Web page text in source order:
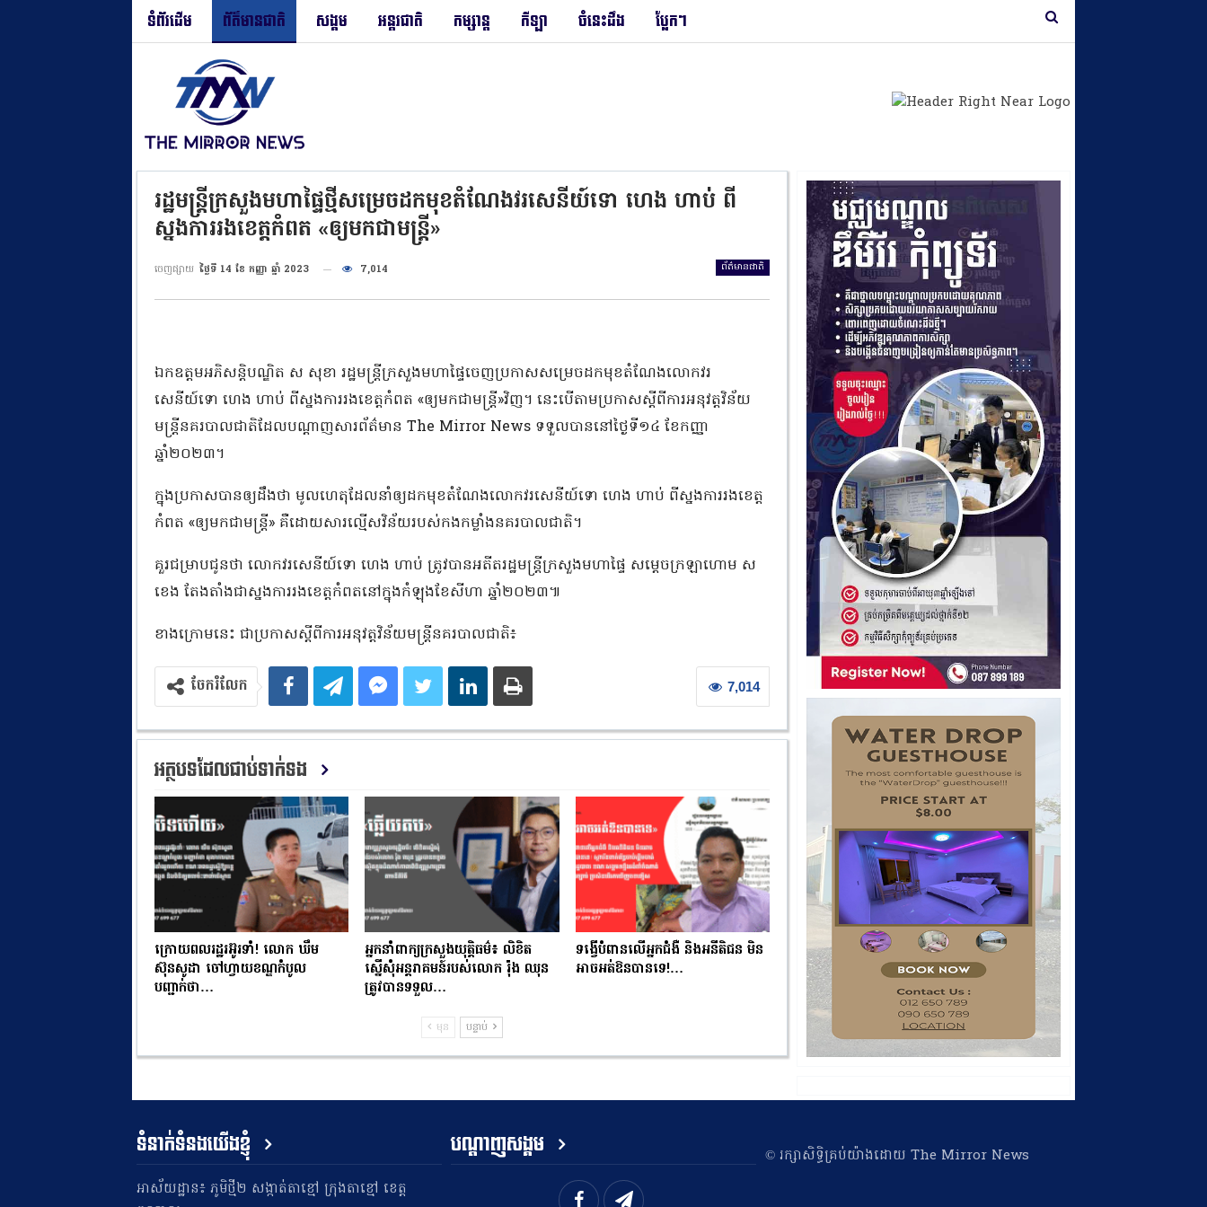
ទំព័រដើម ព័ត៌មានជាតិ សង្គម អន្តរជាតិ កម្សាន្ត កីឡា ចំនេះដឹង ប្លែកៗ
រដ្ឋមន្ត្រីក្រសួងមហាផ្ទៃថ្មីសម្រេចដកមុខតំណែងវរសេនីយ៍ទោ ហេង ហាប់ ពី
ស្នងការរងខេត្តកំពត «ឲ្យមកជាមន្ត្រី»
ព័ត៌មានជាតិ
ចេញផ្សាយ ថ្ងៃទី 14 ខែ កញ្ញា ឆ្នាំ 2023 7,014
ឯកឧត្តមអភិសន្តិបណ្ឌិត ស សុខា រដ្ឋមន្ត្រីក្រសួងមហាផ្ទៃចេញប្រកាសសម្រេចដកមុខតំណែងលោកវរ
សេនីយ៍ទោ ហេង ហាប់ ពីស្នងការរងខេត្តកំពត «ឲ្យមកជាមន្ត្រី»វិញ។ នេះបើតាមប្រកាសស្ដីពីការអនុវត្តវិន័យ
មន្ត្រីនគរបាលជាតិដែលបណ្ដាញសារព័ត៌មាន The Mirror News ទទួលបាននៅថ្ងៃទី១៤ ខែកញ្ញា
ឆ្នាំ២០២៣។
ក្នុងប្រកាសបានឲ្យដឹងថា មូលហេតុដែលនាំឲ្យដកមុខតំណែងលោកវរសេនីយ៍ទោ ហេង ហាប់ ពីស្នងការរងខេត្ត
កំពត «ឲ្យមកជាមន្ត្រី» គឺដោយសារល្មើសវិន័យរបស់កងកម្លាំងនគរបាលជាតិ។
គួរជម្រាបជូនថា លោកវរសេនីយ៍ទោ ហេង ហាប់ ត្រូវបានអតីតរដ្ឋមន្ត្រីក្រសួងមហាផ្ទៃ សម្ដេចក្រឡាហោម ស
ខេង តែងតាំងជាស្នងការរងខេត្តកំពតនៅក្នុងកំឡុងខែសីហា ឆ្នាំ២០២៣៕
ខាងក្រោមនេះ ជាប្រកាសស្ដីពីការអនុវត្តវិន័យមន្ត្រីនគរបាលជាតិ៖
7,014
ចែករំលែក
អត្ថបទដែលជាប់ទាក់ទង
ក្រោយពលរដ្ឋរអ៊ូរទាំ! លោក ឃឹម
ស៊ុនសូដា ចៅហ្វាយខណ្ឌកំបូល
បញ្ជាក់ថា…
អ្នកនាំពាក្យក្រសួងយុត្តិធម៌៖ លិខិត
ស្នើសុំអន្តរាគមន៍របស់លោក រ៉ុង ឈុន
ត្រូវបានទទួល…
ទង្វើបំពានលើអ្នកជំងឺ និងអនីតិជន មិន
អាចអត់ឱនបានទេ!…
មុន បន្ទាប់
ទំនាក់ទំនងយើងខ្ញុំ
អាស័យដ្ឋាន៖ ភូមិថ្មី២ សង្កាត់តាខ្មៅ ក្រុងតាខ្មៅ ខេត្ត
បណ្តាញសង្គម ​© រក្សា​សិទ្ធិ​គ្រប់​យ៉ាង​ដោយ​ The Mirror News